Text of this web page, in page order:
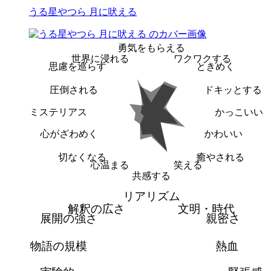
うる星やつら 月に吠える
勇気をもらえる
ワクワクする
ときめく
ドキッとする
かっこいい
かわいい
癒やされる
笑える
共感する
心温まる
切なくなる
心がざわめく
ミステリアス
圧倒される
思慮を巡らす
世界に浸れる
リアリズム
文明・時代
親密さ
熱血
物語の規模
展開の強さ
解釈の広さ